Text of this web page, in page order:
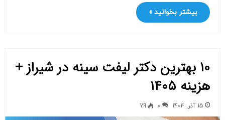
بیشتر بخوانید »
۱۰ بهترین دکتر لیفت سینه در شیراز +
هزینه ۱۴۰۵
15 آذر, 1404 0
79